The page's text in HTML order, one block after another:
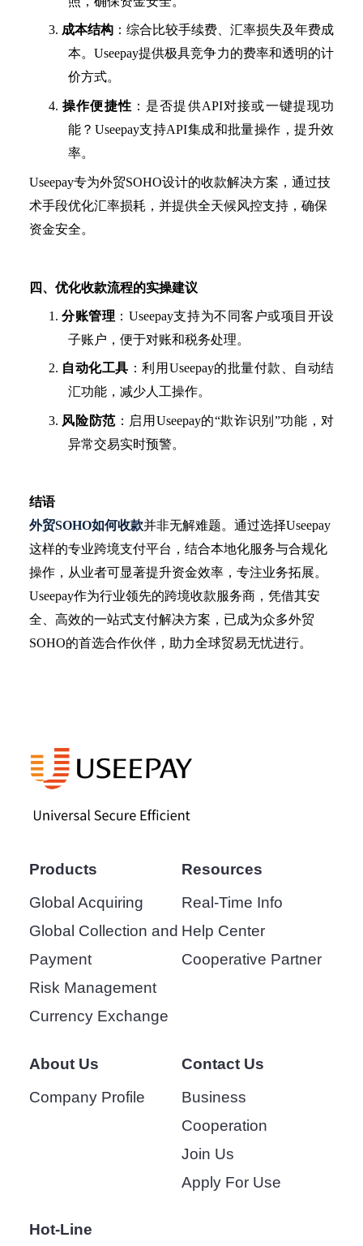
3. 成本结构：综合比较手续费、汇率损失及年费成
本。 Useepay提供极具竞争力的费率和透明的计
价方式。
4.操作便捷性 ：是否提供API对接或一键提现功
能？Useepay支持API集成和批量操作，提升效
率。
Useepay专为外贸SOHO设计的收款解决方案，通过技
术手段优化汇率损耗，并提供全天候风控支持，确保
资金安全。
四、优化收款流程的实操建议
1.分账管理 ： Useepay支持为不同客户或项目开设
子账户，便于对账和税务处理。
2. 自动化工具 ：利用 Useepay的批量付款、自动结
汇功能，减少人工操作。
3. 风险防范：启用 Useepay的“欺诈识别”功能，对
异常交易实时预警。
结语
外贸SOHO如何收款并非无解难题。通过选择Useepay
这样的专业跨境支付平台，结合本地化服务与合规化
操作，从业者可显著提升资金效率，专注业务拓展。
Useepay作为行业领先的跨境收款服务商，凭借其安
全、高效的一站式支付解决方案，已成为众多外贸
SOHO的首选合作伙伴，助力全球贸易无忧进行。
Products
Global Acquiring
Global Collection and
Payment
Risk Management
Currency Exchange
Resources
Real-Time Info
Help Center
Cooperative Partner
About Us
Company Profile
Contact Us
Business
Cooperation
Join Us
Apply For Use
Hot-Line